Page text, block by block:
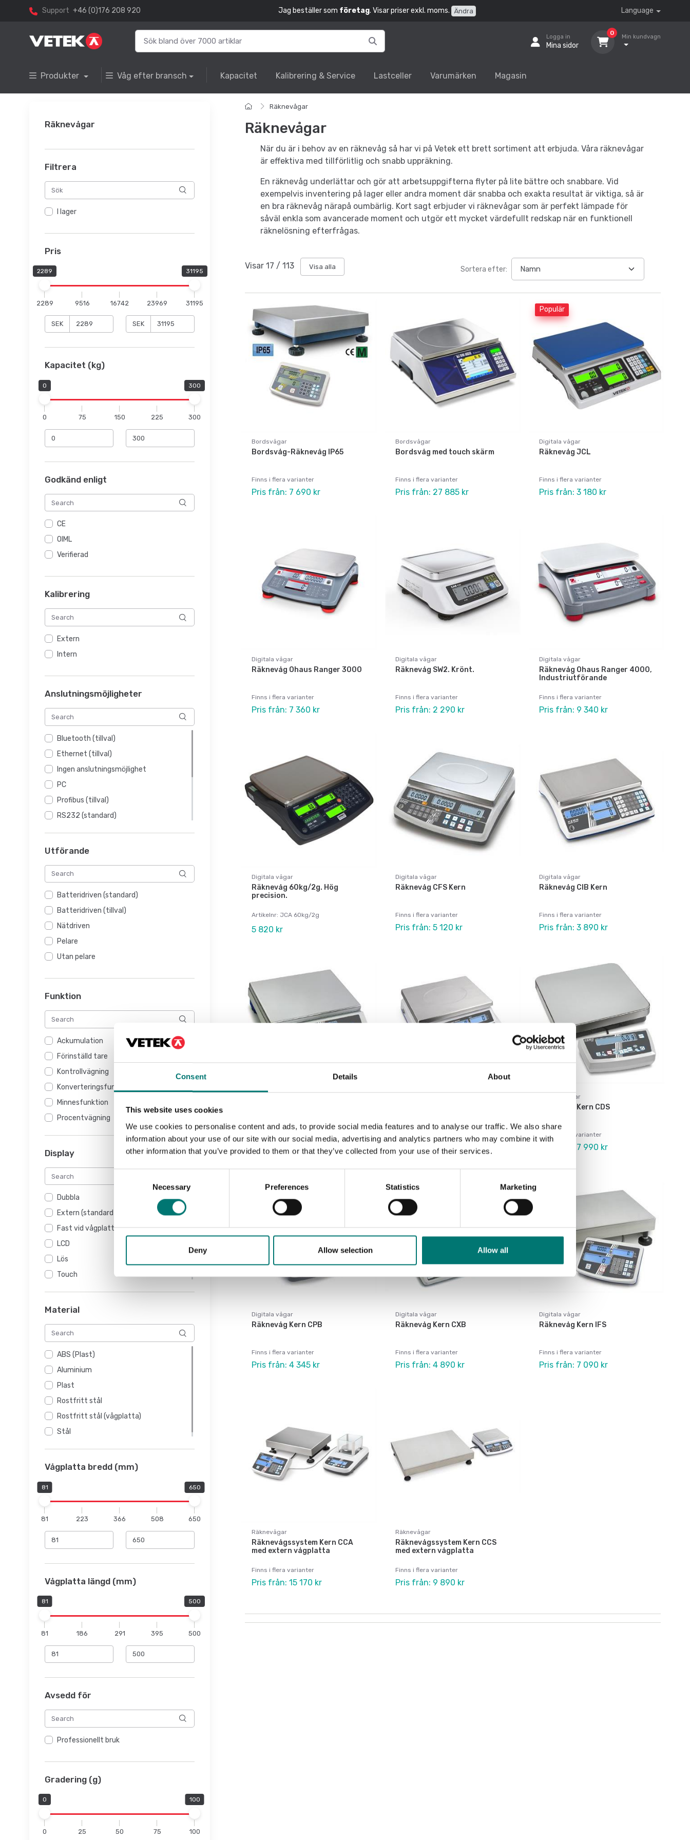
Consent Details About
This website uses cookies
We use cookies to personalise content and ads, to provide social media features and to analyse our traffic. We also share
information about your use of our site with our social media, advertising and analytics partners who may combine it with
other information that you’ve provided to them or that they’ve collected from your use of their services.
Selection
Necessary Preferences Statistics Marketing
Deny Allow selection Allow all
Support +46 (0)176 208 920 Jag beställer som företag. Visar priser exkl. moms. Ändra Language
Logga in
Mina sidor
0
Min kundvagn
Produkter Våg efter bransch Kapacitet Kalibrering & Service Lastceller Varumärken Magasin
Räknevågar
Filtrera
I lager
Pris
2289 31195
2289 9516 16742 23969 31195
SEK SEK
Kapacitet (kg)
0 300
0 75 150 225 300
Godkänd enligt
CE
OIML
Verifierad
Kalibrering
Extern
Intern
Anslutningsmöjligheter
Bluetooth (tillval)
Ethernet (tillval)
Ingen anslutningsmöjlighet
PC
Profibus (tillval)
RS232 (standard)
RS232 (tillval)
RS485 (tillval)
USB (tillval)
WiFi (tillval)
Utförande
Batteridriven (standard)
Batteridriven (tillval)
Nätdriven
Pelare
Utan pelare
Funktion
Ackumulation
Förinställd tare
Kontrollvägning
Konverteringsfunktion
Minnesfunktion
Procentvägning
Räknefunktion (ej räknevåg)
Räknevåg
Toleransvägning
Display
Dubbla
Extern (standard eller tillval)
Fast vid vågplatta
LCD
Lös
Touch
Material
ABS (Plast)
Aluminium
Plast
Rostfritt stål
Rostfritt stål (vågplatta)
Stål
Vågplatta bredd (mm)
81 650
81 223 366 508 650
Vågplatta längd (mm)
81 500
81 186 291 395 500
Avsedd för
Professionellt bruk
Gradering (g)
0 100
0 25 50 75 100
Räknevågar
Räknevågar
Visar 17 / 113 Visa alla Sortera efter:
Bordsvågar
Bordsvåg-Räknevåg IP65
Finns i flera varianter
Pris från: 7 690 kr
Bordsvågar
Bordsvåg med touch skärm
Finns i flera varianter
Pris från: 27 885 kr
Populär
Digitala vågar
Räknevåg JCL
Finns i flera varianter
Pris från: 3 180 kr
Digitala vågar
Räknevåg Ohaus Ranger 3000
Finns i flera varianter
Pris från: 7 360 kr
Digitala vågar
Räknevåg SW2. Krönt.
Finns i flera varianter
Pris från: 2 290 kr
Digitala vågar
Räknevåg Ohaus Ranger 4000,
Industriutförande
Finns i flera varianter
Pris från: 9 340 kr
Digitala vågar
Räknevåg 60kg/2g. Hög
precision.
Artikelnr: JCA 60kg/2g
5 820 kr
Digitala vågar
Räknevåg CFS Kern
Finns i flera varianter
Pris från: 5 120 kr
Digitala vågar
Räknevåg CIB Kern
Finns i flera varianter
Pris från: 3 890 kr
Finns i flera varianter
Pris från: 5 160 kr
Finns i flera varianter
Pris från: 3 490 kr
Digitala vågar
Räknevåg Kern CDS
Finns i flera varianter
Pris från: 7 990 kr
Digitala vågar
Räknevåg Kern CPB
Finns i flera varianter
Pris från: 4 345 kr
Digitala vågar
Räknevåg Kern CXB
Finns i flera varianter
Pris från: 4 890 kr
Digitala vågar
Räknevåg Kern IFS
Finns i flera varianter
Pris från: 7 090 kr
Räknevågar
Räknevågssystem Kern CCA
med extern vågplatta
Finns i flera varianter
Pris från: 15 170 kr
Räknevågar
Räknevågssystem Kern CCS
med extern vågplatta
Finns i flera varianter
Pris från: 9 890 kr
När du är i behov av en räknevåg så har vi på Vetek ett brett sortiment att erbjuda. Våra räknevågar
är effektiva med tillförlitlig och snabb uppräkning.
En räknevåg underlättar och gör att arbetsuppgifterna flyter på lite bättre och snabbare. Vid
exempelvis inventering på lager eller andra moment där snabba och exakta resultat är viktiga, så är
en bra räknevåg närapå oumbärlig. Kort sagt erbjuder vi räknevågar som är perfekt lämpade för
såväl enkla som avancerade moment och utgör ett mycket värdefullt redskap när en funktionell
räknelösning efterfrågas.